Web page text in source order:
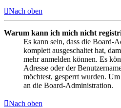
Nach oben
Warum kann ich mich nicht
Es kann sein, dass die Board-
komplett ausgeschaltet hat,
mehr anmelden können. Es
Adresse oder der
möchtest, gesperrt wurden.
an die Board-Administration.
Nach oben